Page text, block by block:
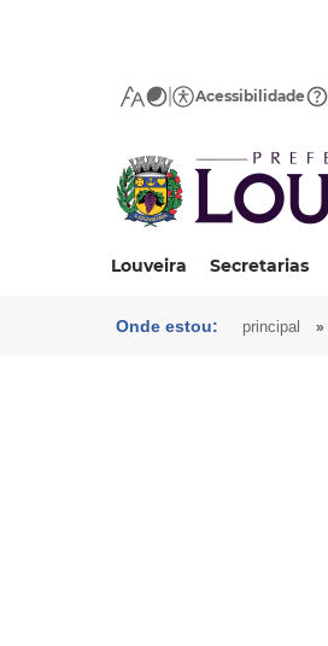
Acessibilidade
Louveira Secretarias
Onde estou: principal »